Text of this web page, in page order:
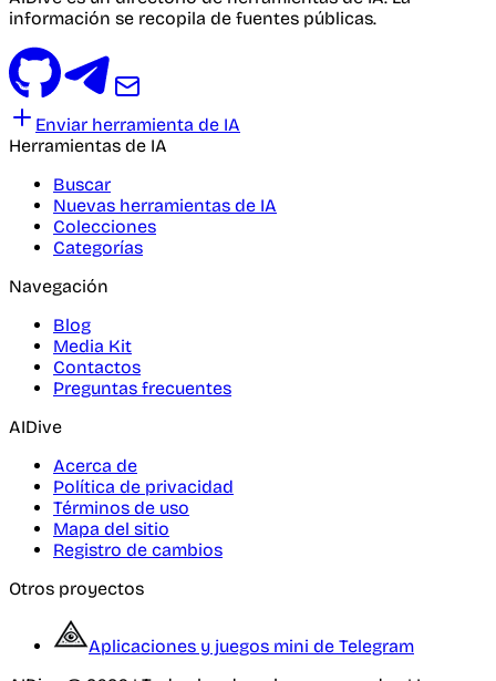
información se recopila de fuentes públicas.
Enviar herramienta de IA
Herramientas de IA
Buscar
Nuevas herramientas de IA
Colecciones
Categorías
Navegación
Blog
Media Kit
Contactos
Preguntas frecuentes
AIDive
Acerca de
Política de privacidad
Términos de uso
Mapa del sitio
Registro de cambios
Otros proyectos
Aplicaciones y juegos mini de Telegram